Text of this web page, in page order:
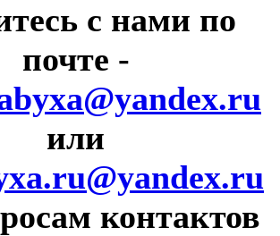
с нами по
почте -
или
контактов